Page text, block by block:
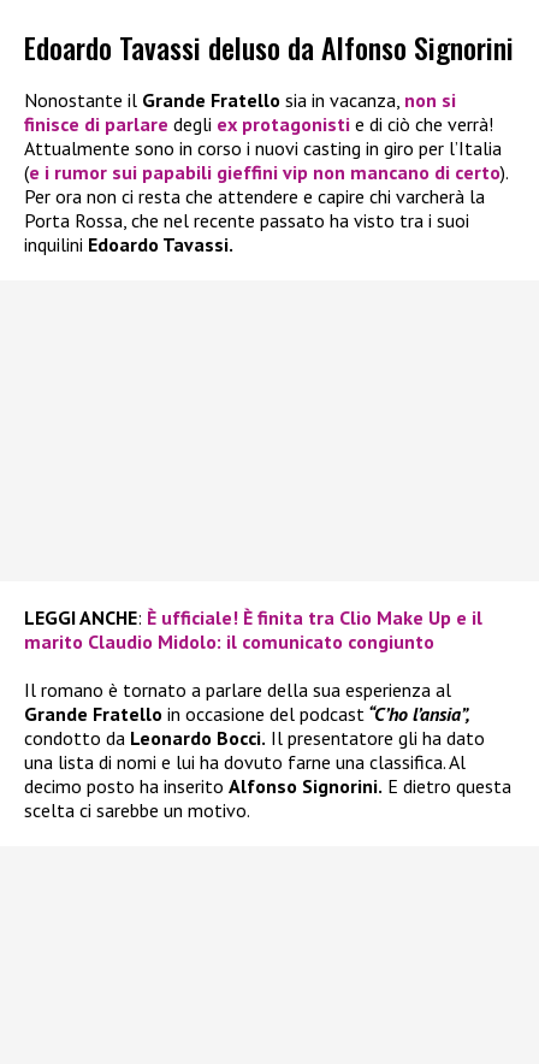
Edoardo Tavassi deluso da Alfonso Signorini
Nonostante il Grande Fratello sia in vacanza, non si
finisce di parlare degli ex protagonisti e di ciò che verrà!
Attualmente sono in corso i nuovi casting in giro per l’Italia
(e i rumor sui papabili gieffini vip non mancano di certo).
Per ora non ci resta che attendere e capire chi varcherà la
Porta Rossa, che nel recente passato ha visto tra i suoi
inquilini Edoardo Tavassi.
LEGGI ANCHE: È ufficiale! È finita tra Clio Make Up e il
marito Claudio Midolo: il comunicato congiunto
Il romano è tornato a parlare della sua esperienza al
Grande Fratello in occasione del podcast “C’ho l’ansia”,
condotto da Leonardo Bocci. Il presentatore gli ha dato
una lista di nomi e lui ha dovuto farne una classifica. Al
decimo posto ha inserito Alfonso Signorini. E dietro questa
scelta ci sarebbe un motivo.